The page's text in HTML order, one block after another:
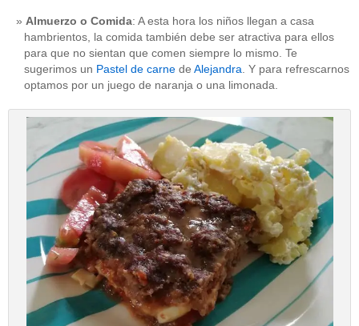
Almuerzo o Comida: A esta hora los niños llegan a casa
hambrientos, la comida también debe ser atractiva para ellos
para que no sientan que comen siempre lo mismo. Te
sugerimos un Pastel de carne de Alejandra . Y para refrescarnos
optamos por un juego de naranja o una limonada.